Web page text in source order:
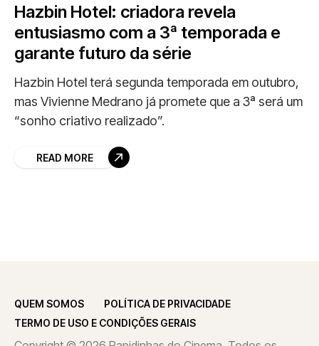
Hazbin Hotel: criadora revela
entusiasmo com a 3ª temporada e
garante futuro da série
Hazbin Hotel terá segunda temporada em outubro,
mas Vivienne Medrano já promete que a 3ª será um
“sonho criativo realizado”.
READ MORE
QUEM SOMOS
POLÍTICA DE PRIVACIDADE
TERMO DE USO E CONDIÇÕES GERAIS